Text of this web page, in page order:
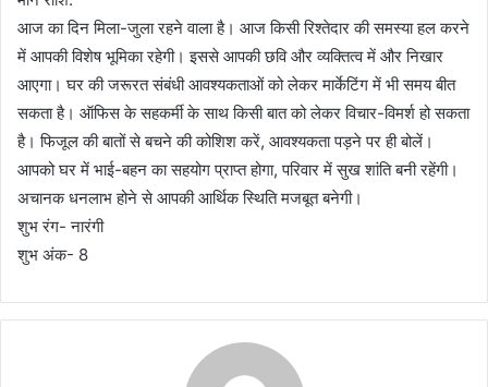
आज का दिन मिला-जुला रहने वाला है। आज किसी रिश्तेदार की समस्या हल करने
में आपकी विशेष भूमिका रहेगी। इससे आपकी छवि और व्यक्तित्व में और निखार
आएगा। घर की जरूरत संबंधी आवश्यकताओं को लेकर मार्केटिंग में भी समय बीत
सकता है। ऑफिस के सहकर्मी के साथ किसी बात को लेकर विचार-विमर्श हो सकता
है। फिजूल की बातों से बचने की कोशिश करें, आवश्यकता पड़ने पर ही बोलें।
आपको घर में भाई-बहन का सहयोग प्राप्त होगा, परिवार में सुख शांति बनी रहेंगी।
अचानक धनलाभ होने से आपकी आर्थिक स्थिति मजबूत बनेगी।
शुभ रंग- नारंगी
शुभ अंक- 8